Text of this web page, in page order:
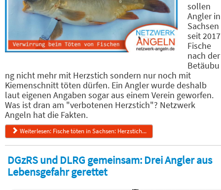
sollen
Angler in
Sachsen
seit 2017
Fische
nach der
Betäubu
ng nicht mehr mit Herzstich sondern nur noch mit
Kiemenschnitt töten dürfen. Ein Angler wurde deshalb
laut eigenen Angaben sogar aus einem Verein geworfen.
Was ist dran am "verbotenen Herzstich"? Netzwerk
Angeln hat die Fakten.
Weiterlesen: Fische töten in Sachsen: Herzstich...
DGzRS und DLRG gemeinsam: Drei Angler aus
Lebensgefahr gerettet